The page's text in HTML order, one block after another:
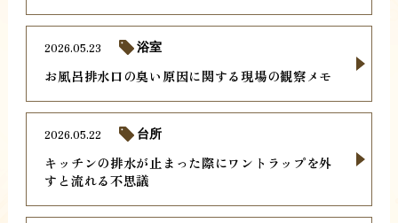
お風呂排水口の臭い原因に関する現場の観察メモ
2026.05.23 浴室
キッチンの排水が止まった際にワントラップを外
すと流れる不思議
2026.05.22 台所